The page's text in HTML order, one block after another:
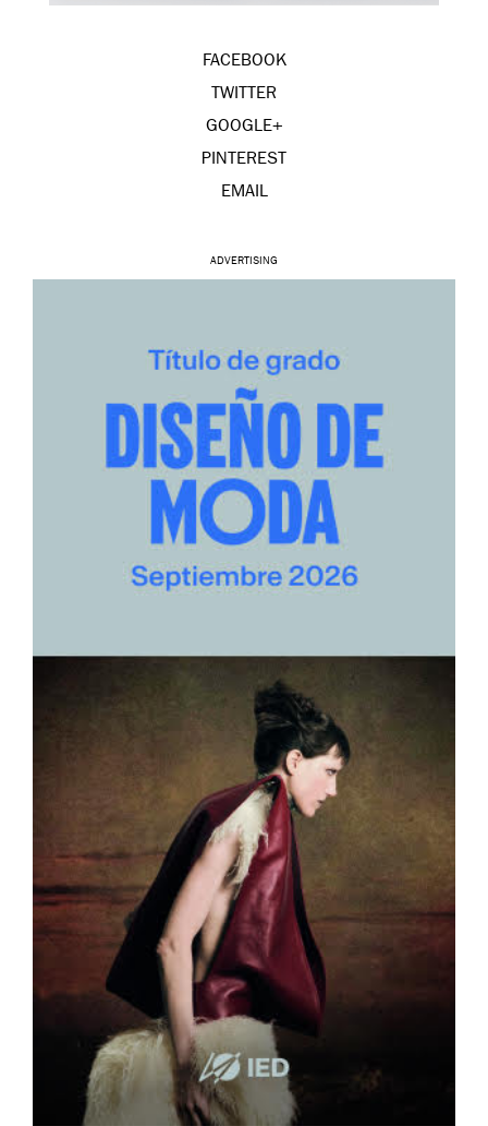
FACEBOOK
TWITTER
GOOGLE+
PINTEREST
EMAIL
ADVERTISING